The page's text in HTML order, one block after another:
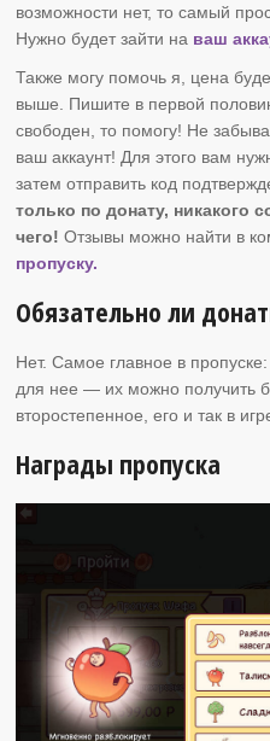
возможности нет, то самый
Нужно будет зайти на ваш
Также могу помочь я, цена
выше. Пишите в первой
свободен, то помогу! Не
ваш аккаунт! Для этого вам
затем отправить код
только по донату, никакого
чего!Отзывы можно найти в
пропуску.
Обязательно ли
Нет. Самое главное в
для нее — их можно получить
второстепенное, его и так в
Награды пропуска